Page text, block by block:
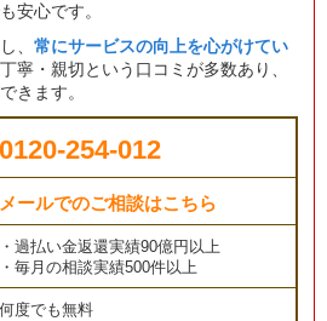
安心です。
、 常にサービスの向上を心がけてい
寧・親切という口コミが多数あり、
きます。
0120-254-012
メールでのご相談はこちら
・過払い金返還実績90億円以上
・毎月の相談実績500件以上
何度でも無料